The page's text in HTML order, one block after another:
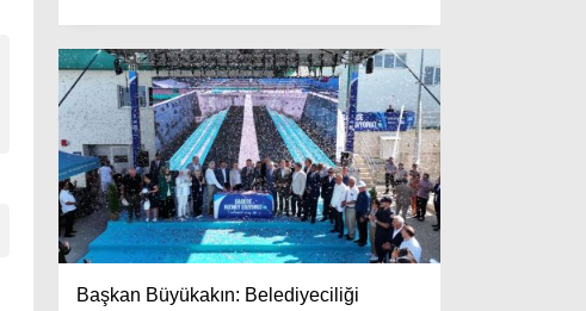
Başkan Büyükakın: Belediyeciliği